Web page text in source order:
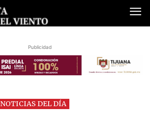
Publicidad
NOTICIAS DEL DÍA